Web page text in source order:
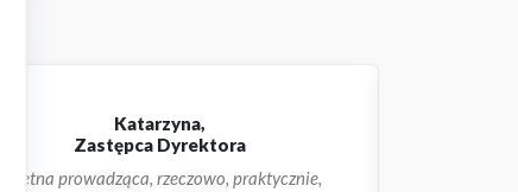
Katarzyna,
Zastępca Dyrektora
Świetna prowadząca, rzeczowo, praktycznie,